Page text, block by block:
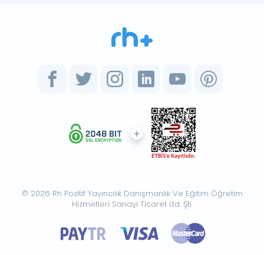
© 2026 Rh Pozitif Yayıncılık Danışmanlık Ve Eğitim Öğretim
Hizmetleri Sanayi Ticaret Ltd. Şti.